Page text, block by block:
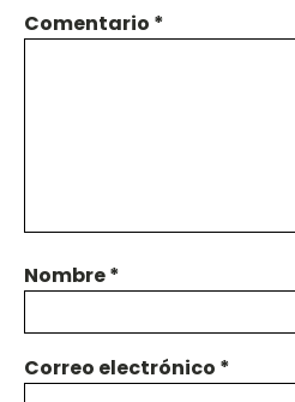
Comentario *
Nombre*
Correo electrónico *